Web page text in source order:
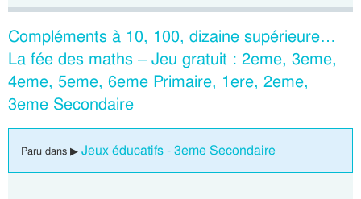
Compléments à 10, 100, dizaine supérieure…
La fée des maths – Jeu gratuit : 2eme, 3eme,
4eme, 5eme, 6eme Primaire, 1ere, 2eme,
3eme Secondaire
Paru dans ▶ Jeux éducatifs - 3eme Secondaire